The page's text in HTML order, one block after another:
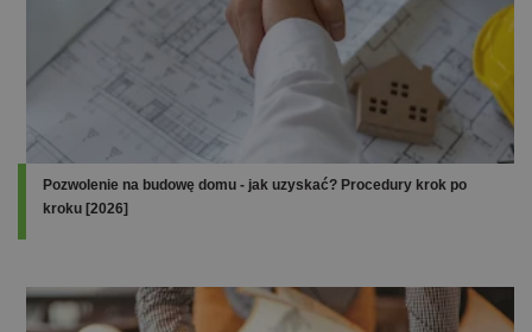
Pozwolenie na budowę domu - jak uzyskać? Procedury krok po
kroku [2026]